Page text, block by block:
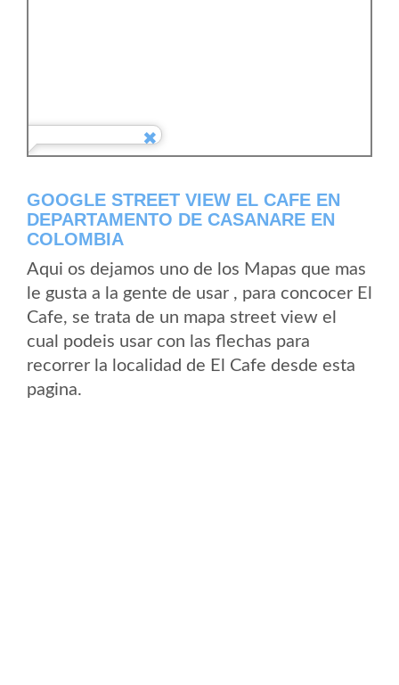
GOOGLE STREET VIEW EL CAFE EN
DEPARTAMENTO DE CASANARE EN
COLOMBIA
Aqui os dejamos uno de los Mapas que mas
le gusta a la gente de usar , para concocer El
Cafe, se trata de un mapa street view el
cual podeis usar con las flechas para
recorrer la localidad de El Cafe desde esta
pagina.